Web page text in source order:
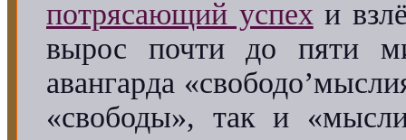
потрясающий успех и
вырос почти до пяти
авангарда
«свободы», так и